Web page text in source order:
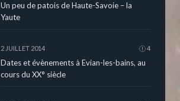
Un peu de patois de Haute-Savoie – la
Yaute
2 JUILLET 2014 4
Dates et évènements à Evian-les-bains, au
cours du XX° siècle